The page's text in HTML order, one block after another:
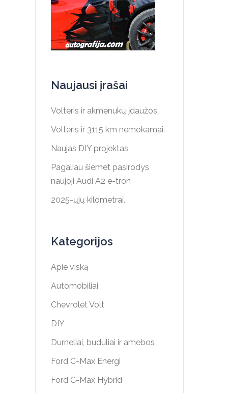
Naujausi įrašai
Volteris ir akmenukų įdaužos
Volteris ir 3115 km nemokamai.
Naujas DIY projektas
Pagaliau šiemet pasirodys
naujoji Audi A2 e-tron
2025-ųjų kilometrai.
Kategorijos
Apie viską
Automobiliai
Chevrolet Volt
DIY
Durneliai, buduliai ir amebos
Ford C-Max Energi
Ford C-Max Hybrid